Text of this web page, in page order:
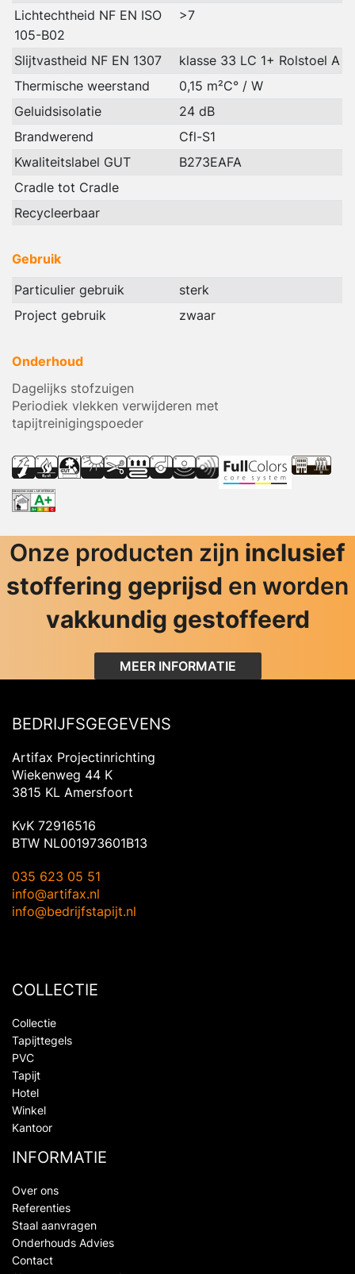
Lichtechtheid NF EN ISO
105-B02
>7
Slijtvastheid NF EN 1307
klasse 33 LC 1+ Rolstoel A
Thermische weerstand
0,15 m²C° / W
Geluidsisolatie
24 dB
Brandwerend
Cfl-S1
Kwaliteitslabel GUT
B273EAFA
Cradle tot Cradle
Recycleerbaar
Gebruik
Particulier gebruik
sterk
Project gebruik
zwaar
Onderhoud
Dagelijks stofzuigen
Periodiek vlekken verwijderen met
tapijtreinigingspoeder
Onze producten zijn inclusief
stoffering geprijsd en worden
vakkundig gestoffeerd
MEER INFORMATIE
BEDRIJFSGEGEVENS
Artifax Projectinrichting
Wiekenweg 44 K
3815 KL Amersfoort
KvK 72916516
BTW NL001973601B13
035 623 05 51
info@artifax.nl
info@bedrijfstapijt.nl
COLLECTIE
Collectie
Tapijttegels
PVC
Tapijt
Hotel
Winkel
Kantoor
INFORMATIE
Over ons
Referenties
Staal aanvragen
Onderhouds Advies
Contact